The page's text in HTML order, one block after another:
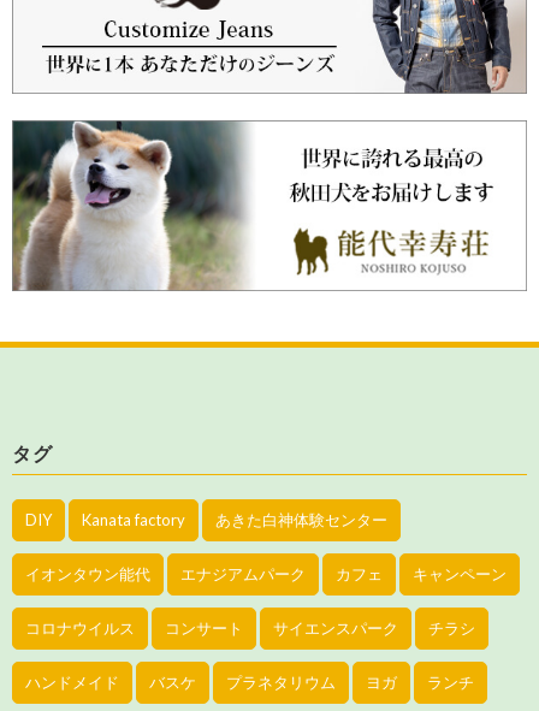
タグ
DIY Kanata factory あきた白神体験センター
イオンタウン能代 エナジアムパーク カフェ キャンペーン
コロナウイルス コンサート サイエンスパーク チラシ
ハンドメイド バスケ プラネタリウム ヨガ ランチ